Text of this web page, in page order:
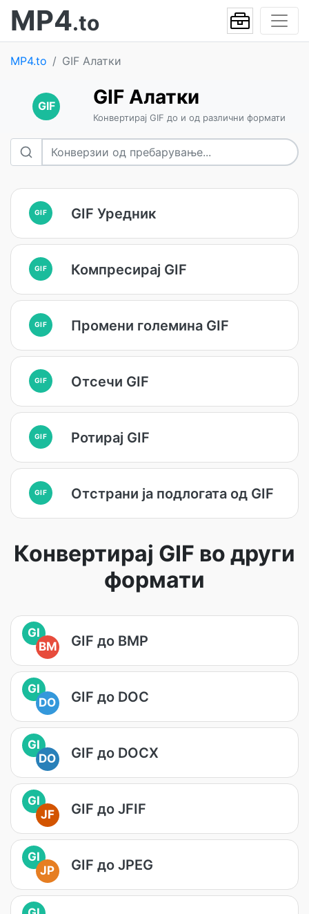
MP4.to
MP4.to GIF Алатки
GIF GIF Алатки
Конвертирај GIF до и од различни формати
GIF GIF Уредник
GIF Компресирај GIF
GIF Промени големина GIF
GIF Отсечи GIF
GIF Ротирај GIF
GIF Отстрани ја подлогата од GIF
Конвертирај GIF во други
формати
GI
BM
GIF до BMP
GI
DO
GIF до DOC
GI
DO
GIF до DOCX
GI
JF
GIF до JFIF
GI
JP
GIF до JPEG